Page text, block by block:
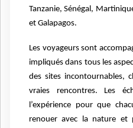
Tanzanie, Sénégal,
et Galapagos.
Les voyageurs sont
impliqués dans tous les
des sites incontournables,
vraies rencontres. Les
l’expérience pour que
renouer avec la nature et